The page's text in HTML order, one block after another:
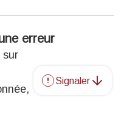
erreur
sur
Signaler